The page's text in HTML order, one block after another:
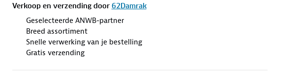
Verkoop en verzending door 62Damrak
Geselecteerde ANWB-partner
Breed assortiment
Snelle verwerking van je bestelling
Gratis verzending